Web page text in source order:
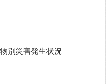
別災害発生状況